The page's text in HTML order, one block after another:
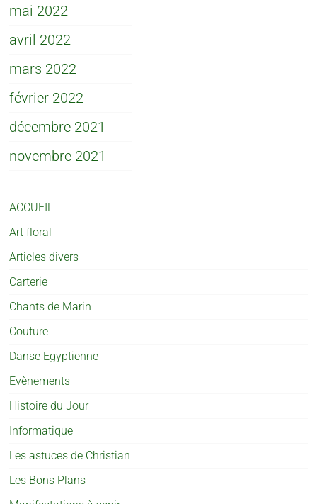
mai 2022
avril 2022
mars 2022
février 2022
décembre 2021
novembre 2021
ACCUEIL
Art floral
Articles divers
Carterie
Chants de Marin
Couture
Danse Egyptienne
Evènements
Histoire du Jour
Informatique
Les astuces de Christian
Les Bons Plans